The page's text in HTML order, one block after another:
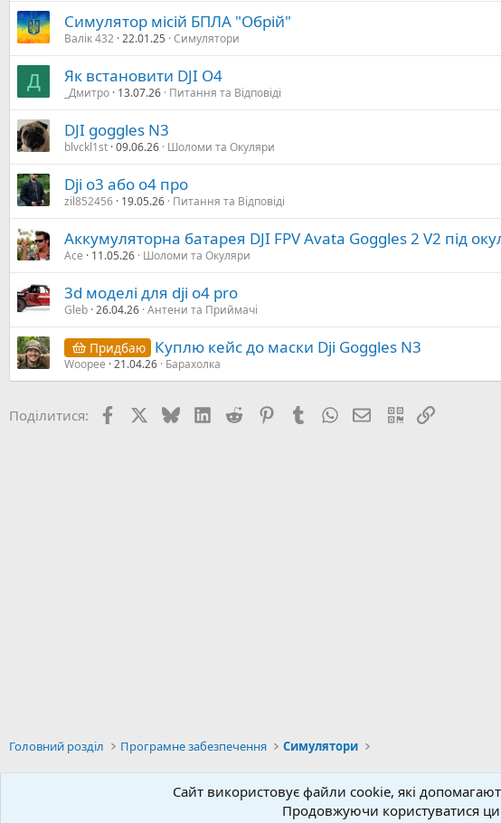
Симулятор місій БПЛА "Обрій"
Валік 432 22.01.25 Симулятори
Д Як встановити DJI О4
_Дмитро 13.07.26 Питання та Відповіді
DJI goggles N3
blvckl1st 09.06.26 Шоломи та Окуляри
Dji o3 або о4 про
zil852456 19.05.26 Питання та Відповіді
Аккумуляторна батарея DJI FPV Avata Goggles 2 V2 під
Ace 11.05.26 Шоломи та Окуляри
3d моделі для dji o4 pro
Gleb 26.04.26 Антени та Приймачі
Придбаю Куплю кейс до маски Dji Goggles N3
Woopee 21.04.26 Барахолка
Поділитися: FacebookX (Twitter)
BlueskyLinkedIn
Reddit PinterestTumblr WhatsApp
E-mail QR CodeПосилання
Головний розділ Програмне забезпечення Симулятори
Сайт використовує файли cookie, які
Продовжуючи користуватися